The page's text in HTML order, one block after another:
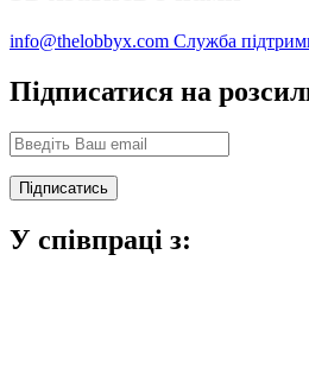
info@thelobbyx.com Служба
Підписатися на
У співпраці з: